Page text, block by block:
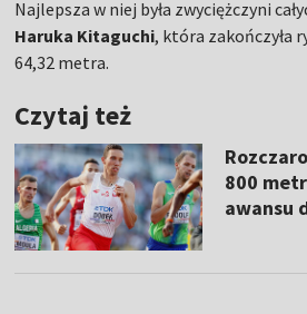
Najlepsza w niej była zwyciężczyni
Haruka Kitaguchi, która zakończyła
64,32 metra.
Czytaj też
800
awansu